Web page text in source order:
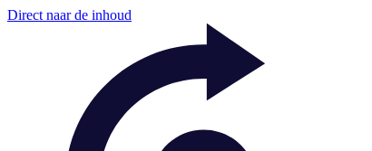
Direct naar de inhoud